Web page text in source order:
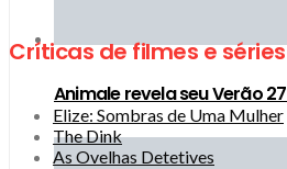
Animale revela seu Verão
Críticas de filmes e séries
Elize: Sombras de Uma Mulher
The Dink
As Ovelhas Detetives